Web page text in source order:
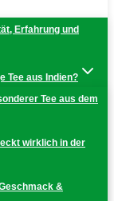
Erfahrung und
Tee aus Indien?
Tee aus dem
wirklich in der
&